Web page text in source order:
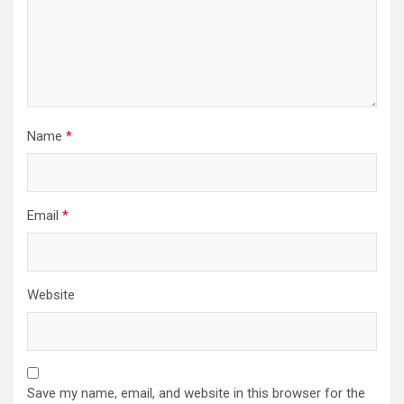
Name *
Email *
Website
Save my name, email, and website in this browser for the